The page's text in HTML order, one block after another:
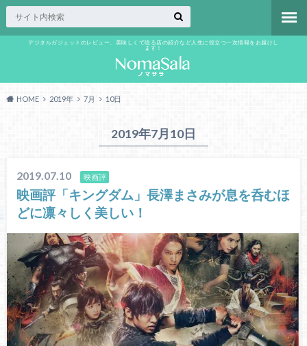
デジタルガジェットのレビュー、美味しくて唸る店の紹介など人生に役立つ一次情報をお届けし
ます！
HOME 2019年 7月 10日
2019年7月10日
2019.07.10 映画評
映画評「キングダム」長澤まさみが息を呑むほ
どに凛々しく美しい！